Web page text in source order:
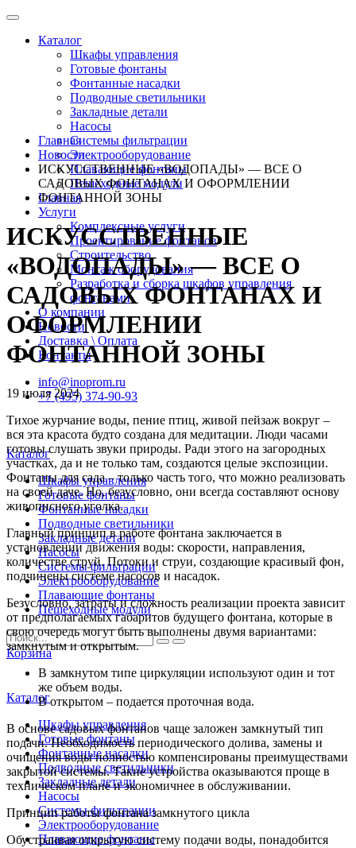
Каталог
Шкафы управления
Готовые фонтаны
Фонтанные насадки
Подводные светильники
Закладные детали
Насосы
Системы фильтрации
Электрооборудование
Плавающие фонтаны
Пешеходные модули
Главная
Услуги
Комплексные услуги
Проектирование фонтанов
Строительство
Монтаж оборудования
Разработка и сборка шкафов управления
фонтанами
О компании
Новости
Доставка \ Оплата
Контакты
info@inoprom.ru
+7 (495) 374-90-93
Каталог
Шкафы управления
Готовые фонтаны
Фонтанные насадки
Подводные светильники
Закладные детали
Насосы
Системы фильтрации
Электрооборудование
Плавающие фонтаны
Пешеходные модули
Корзина
Каталог
Шкафы управления
Готовые фонтаны
Фонтанные насадки
Подводные светильники
Закладные детали
Насосы
Системы фильтрации
Электрооборудование
Плавающие фонтаны
Главная
Новости
ИСКУССТВЕННЫЕ «ВОДОПАДЫ» — ВСЕ О
САДОВЫХ ФОНТАНАХ И ОФОРМЛЕНИИ
ФОНТАННОЙ ЗОНЫ
ИСКУССТВЕННЫЕ
«ВОДОПАДЫ» — ВСЕ О
САДОВЫХ ФОНТАНАХ И
ОФОРМЛЕНИИ
ФОНТАННОЙ ЗОНЫ
19 июля 2024
Тихое журчание воды, пение птиц, живой пейзаж вокруг –
вся эта красота будто создана для медитации. Люди часами
готовы слушать звуки природы. Ради этого на загородных
участках, да и не только там, создаются целые экспозиции.
Фонтаны для сада – только часть того, что можно реализовать
на своей даче. Но, безусловно, они всегда составляют основу
живописного уголка.
Главный принцип в работе фонтана заключается в
установлении движения воды: скорости, направления,
количестве струй. Потоки и струи, создающие красивый фон,
подчинены системе насосов и насадок.
Безусловно, затраты и сложность реализации проекта зависит
от предполагаемых габаритов будущего фонтана, которые в
свою очередь могут быть выполнены двумя вариантами:
замкнутым и открытым.
В замкнутом типе циркуляции используют один и тот
же объем воды.
В открытом – подается проточная вода.
В основе садовых фонтанов чаще заложен замкнутый тип
подачи. Необходимость периодического долива, замены и
очищения воды полностью компенсированы преимуществами
закрытой системы. Такие устройства оказываются проще в
техническом плане и экономичнее в обслуживании.
Принцип работы фонтана замкнутого цикла
Обустраивая открытую систему подачи воды, понадобится